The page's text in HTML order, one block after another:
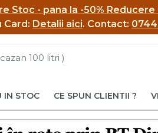
Stoc - pana la -50% Reducere
Card: Detalii aici. Contact:
IN STOC CE SPUN CLIENTII ?